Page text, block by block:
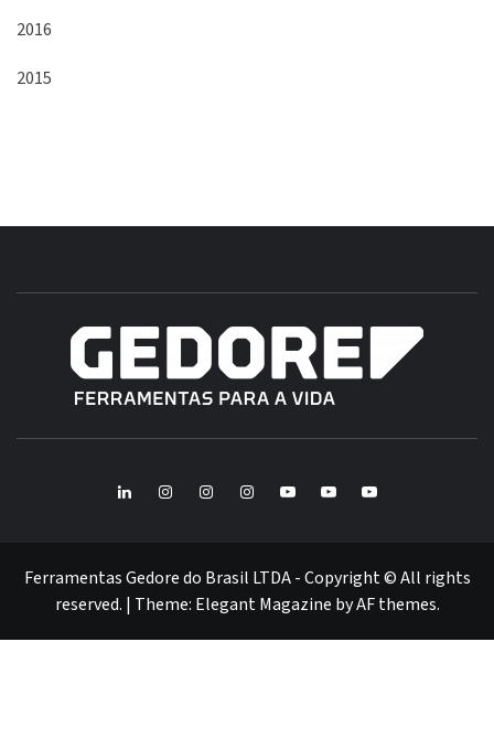
2016
2015
LinkedInInstagramInstagramInstagramYoutubeYoutubeYoutube
Ferramentas Gedore do Brasil LTDA - Copyright © All rights
reserved. | Theme: Elegant Magazine byAF themes.